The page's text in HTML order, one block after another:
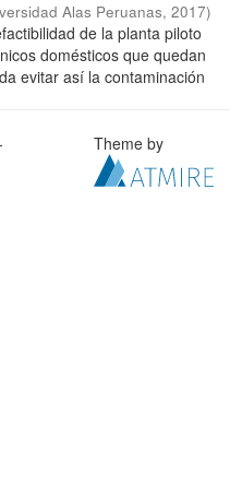
Alas Peruanas, 2017)
de la planta piloto
domésticos que quedan
evitar así la contaminación
Theme by